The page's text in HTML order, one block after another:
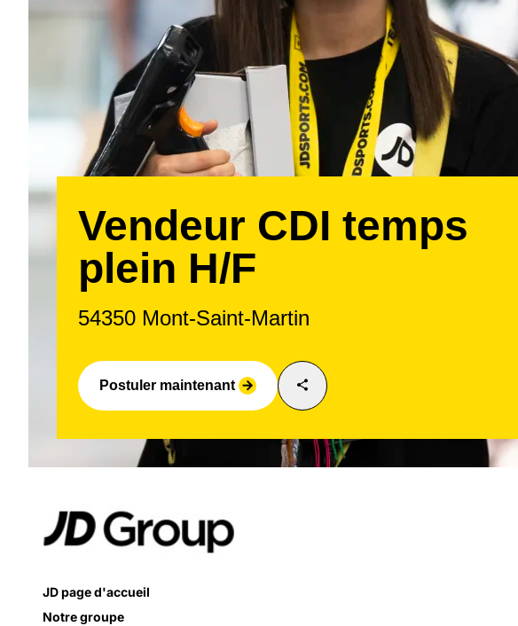
Vendeur CDI temps
plein H/F
54350 Mont-Saint-Martin
Postuler maintenant arrow_forward share
JD page d'accueil
Notre groupe